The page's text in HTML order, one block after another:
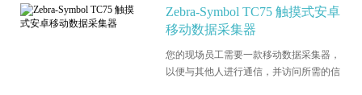
Zebra-Symbol TC75 触摸式安卓
移动数据采集器
您的现场员工需要一款移动数据采集器，
以便与其他人进行通信，并访问所需的信